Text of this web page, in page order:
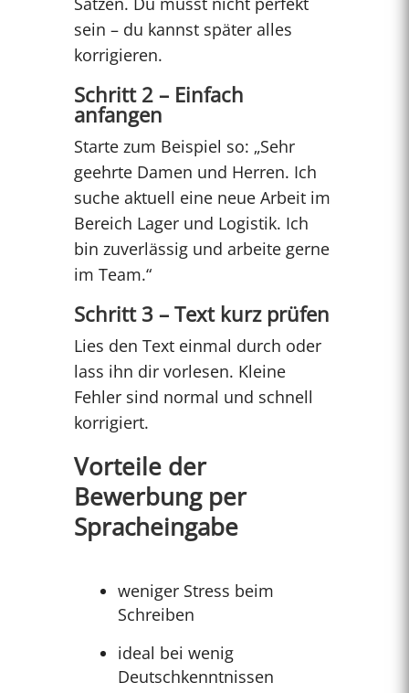
sein – du kannst später alles
korrigieren.
Schritt 2 – Einfach
anfangen
Starte zum Beispiel so: „Sehr
geehrte Damen und Herren. Ich
suche aktuell eine neue Arbeit im
Bereich Lager und Logistik. Ich
bin zuverlässig und arbeite gerne
im Team.“
Schritt 3 – Text kurz prüfen
Lies den Text einmal durch oder
lass ihn dir vorlesen. Kleine
Fehler sind normal und schnell
korrigiert.
Vorteile der
Bewerbung per
Spracheingabe
weniger Stress beim
Schreiben
ideal bei wenig
Deutschkenntnissen